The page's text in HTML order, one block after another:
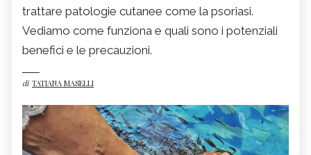
trattare patologie cutanee come la psoriasi.
Vediamo come funziona e quali sono i potenziali
benefici e le precauzioni.
di TATIANA MASELLI